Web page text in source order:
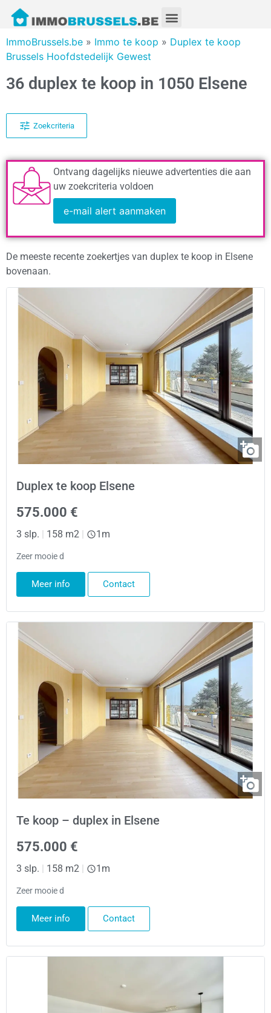
ImmoBrussels.be » Immo te koop » Duplex te koop
Brussels Hoofdstedelijk Gewest
36 duplex te koop in 1050 Elsene
Zoekcriteria
Ontvang dagelijks nieuwe advertenties die aan
uw zoekcriteria voldoen
e-mail alert aanmaken
De meeste recente zoekertjes van duplex te koop in Elsene
bovenaan.
Duplex te koop Elsene
575.000 €
3 slp. | 158 m2 | 1m
Zeer mooie d
Meer info Contact
Te koop – duplex in Elsene
575.000 €
3 slp. | 158 m2 | 1m
Zeer mooie d
Meer info Contact